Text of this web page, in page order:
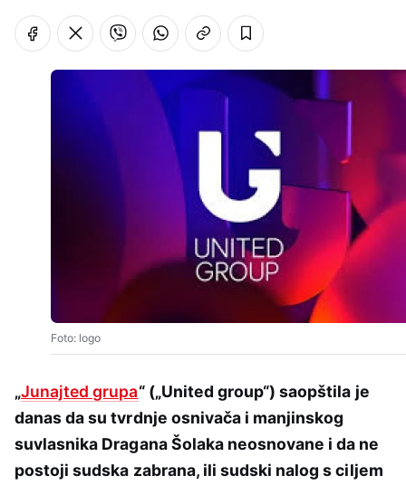
Foto: logo
„Junajted grupa“ („United group“) saopštila je
danas da su tvrdnje osnivača i manjinskog
suvlasnika Dragana Šolaka neosnovane i da ne
postoji sudska zabrana, ili sudski nalog s ciljem